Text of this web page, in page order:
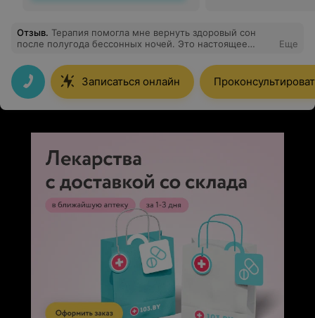
Отзыв. Терапия помогла мне вернуть здоровый сон
после полугода бессонных ночей. Это настоящее
Еще
Записаться онлайн